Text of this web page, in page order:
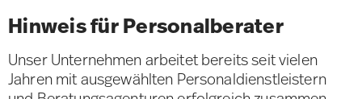
Hinweis für Personalberater
Unser Unternehmen arbeitet bereits seit vielen
Jahren mit ausgewählten Personaldienstleistern